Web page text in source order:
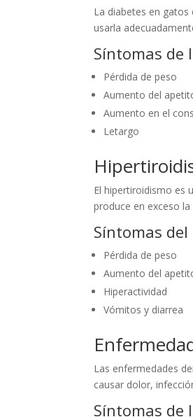
La diabetes en
usarla
Síntomas de
Pérdida de peso
Aumento del
Aumento en el
Letargo
El hipertiroidismo es
produce en exceso
Síntomas
Pérdida de peso
Aumento del
Hiperactividad
Vómitos y diarrea
Las enfermedades
causar dolor,
Síntomas de